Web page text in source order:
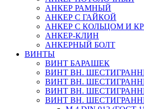
АНКЕР РАМНЫЙ
АНКЕР С ГАЙКОЙ
АНКЕР С КОЛЬЦОМ И
АНКЕР-КЛИН
АНКЕРНЫЙ БОЛТ
ВИНТЫ
ВИНТ БАРАШЕК
ВИНТ ВН.
ВИНТ ВН.
ВИНТ ВН.
ВИНТ ВН.